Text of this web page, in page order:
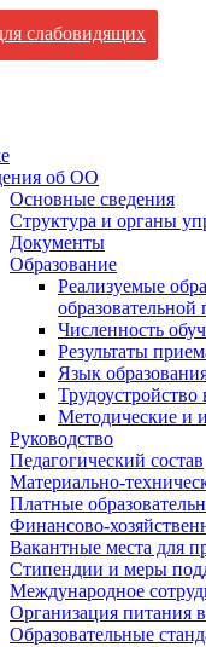
слабовидящих
об ОО
Основные сведения
Структура и органы
Документы
Образование
Реализуемые
Численность
Результаты
Язык
Методические и
Руководство
Педагогический состав
Материально-
Платные
Финансово-
Вакантные места для
Стипендии и меры
Международное
Организация питания
Образовательные